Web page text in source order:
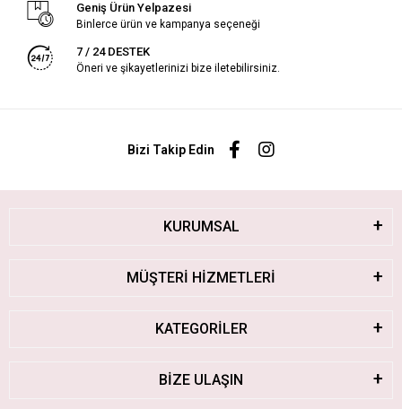
Geniş Ürün Yelpazesi
Binlerce ürün ve kampanya seçeneği
7 / 24 DESTEK
Öneri ve şikayetlerinizi bize iletebilirsiniz.
Bizi Takip Edin
KURUMSAL
MÜŞTERİ HİZMETLERİ
KATEGORİLER
BİZE ULAŞIN